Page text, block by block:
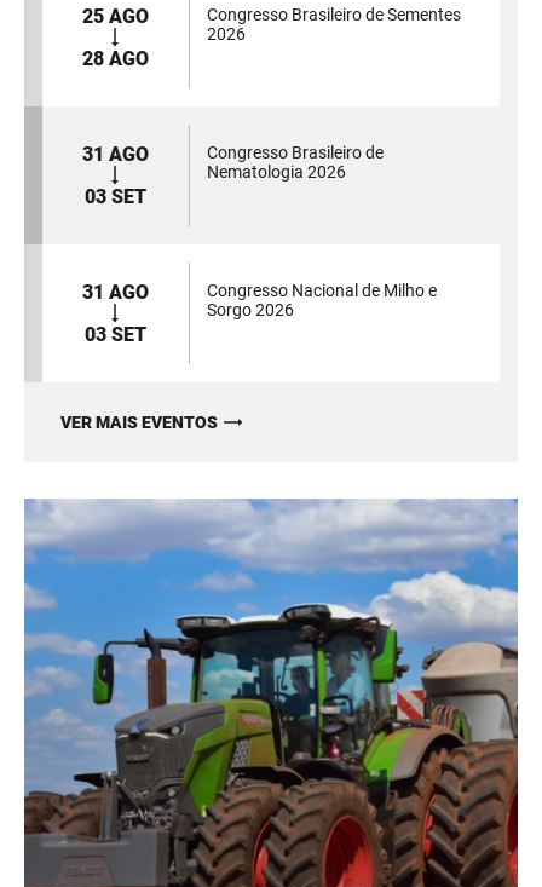
25 AGO
28 AGO
Congresso Brasileiro de Sementes
2026
31 AGO
03 SET
Congresso Brasileiro de
Nematologia 2026
31 AGO
03 SET
Congresso Nacional de Milho e
Sorgo 2026
VER MAIS EVENTOS